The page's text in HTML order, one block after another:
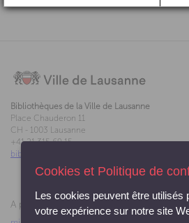
Bibliothèques de la Ville de Lausanne
Place Chauderon 11
CH - 1003 Lausanne
+41 21 315 69 15
bibliotheques@lausanne.ch
A propos du Service des bibliothèques et
Cookies et Politique de
Les cookies peuvent être utilisés
votre expérience sur notre site